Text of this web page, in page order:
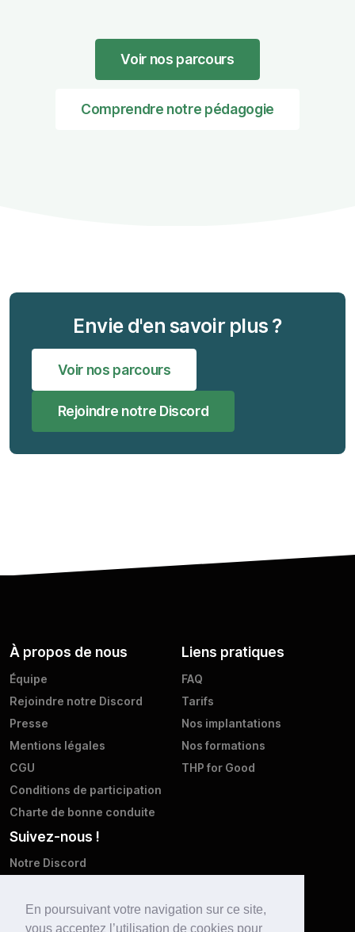
En poursuivant votre navigation sur ce site,
vous acceptez l’utilisation de cookies pour
Voir nos parcours
Comprendre notre pédagogie
Envie d'en savoir plus ?
Voir nos parcours
Rejoindre notre Discord
À propos de nous
Équipe
Rejoindre notre Discord
Presse
Mentions légales
CGU
Conditions de participation
Charte de bonne conduite
Liens pratiques
FAQ
Tarifs
Nos implantations
Nos formations
THP for Good
Suivez-nous !
Notre Discord
Facebook